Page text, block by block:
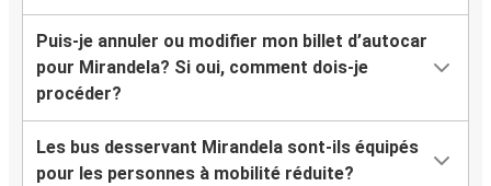
Puis-je annuler ou modifier mon billet d’autocar
pour Mirandela? Si oui, comment dois-je
procéder?
Les bus desservant Mirandela sont-ils équipés
pour les personnes à mobilité réduite?